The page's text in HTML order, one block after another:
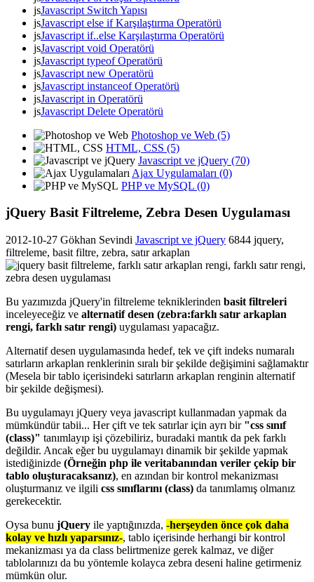
jsJavascript Switch Yapısı
jsJavascript else if Karşılaştırma Operatörü
jsJavascript if..else Karşılaştırma Operatörü
jsJavascript void Operatörü
jsJavascript typeof Operatörü
jsJavascript new Operatörü
jsJavascript instanceof Operatörü
jsJavascript in Operatörü
jsJavascript Delete Operatörü
Photoshop ve Web (5)
HTML, CSS (5)
Javascript ve jQuery (70)
Ajax Uygulamaları (0)
PHP ve MySQL (0)
jQuery Basit Filtreleme, Zebra Desen Uygulaması
2012-10-27 Gökhan Sevindi Javascript ve jQuery 6844 jquery,
filtreleme, basit filtre, zebra, satır arkaplan
Bu yazımızda jQuery'in filtreleme tekniklerinden basit filtreleri
inceleyeceğiz ve alternatif desen (zebra:farklı satır arkaplan
rengi, farklı satır rengi) uygulaması yapacağız.
Alternatif desen uygulamasında hedef, tek ve çift indeks numaralı
satırların arkaplan renklerinin sıralı bir şekilde değişimini sağlamaktır
(Mesela bir tablo içerisindeki satırların arkaplan renginin alternatif
bir şekilde değişmesi).
Bu uygulamayı jQuery veya javascript kullanmadan yapmak da
mümkündür tabii... Her çift ve tek satırlar için ayrı bir "css sınıf
(class)" tanımlayıp işi çözebiliriz, buradaki mantık da pek farklı
değildir. Ancak eğer bu uygulamayı dinamik bir şekilde yapmak
istediğinizde (Örneğin php ile veritabanından veriler çekip bir
tablo oluşturacaksanız), en azından bir kontrol mekanizması
oluşturmanız ve ilgili css sınıflarını (class) da tanımlamış olmanız
gerekecektir.
Oysa bunu jQuery ile yaptığınızda, -herşeyden önce çok daha
kolay ve hızlı yaparsınız-, tablo içerisinde herhangi bir kontrol
mekanizması ya da class belirtmenize gerek kalmaz, ve diğer
tablolarınızı da bu yöntemle kolayca zebra deseni haline getirmeniz
mümkün olur.